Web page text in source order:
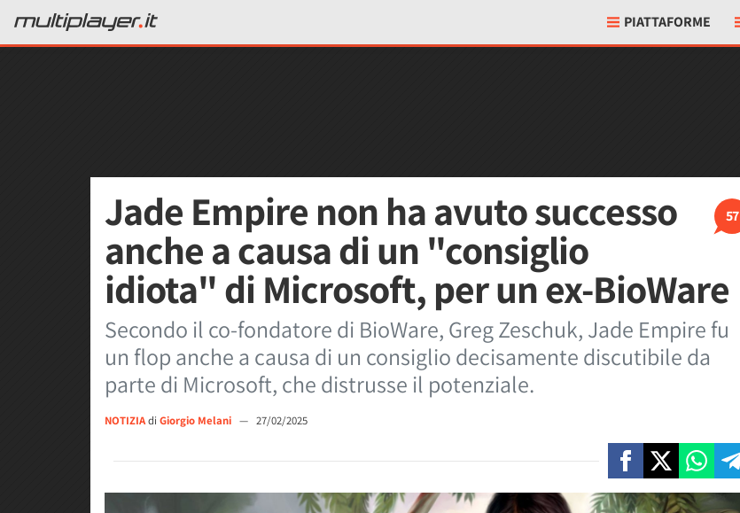
PIATTAFORME
57
Jade Empire non ha avuto successo
anche a causa di un "consiglio
idiota" di Microsoft, per un ex-BioWare
Secondo il co-fondatore di BioWare, Greg Zeschuk, Jade Empire fu
un flop anche a causa di un consiglio decisamente discutibile da
parte di Microsoft, che distrusse il potenziale.
NOTIZIAdi Giorgio Melani — 27/02/2025